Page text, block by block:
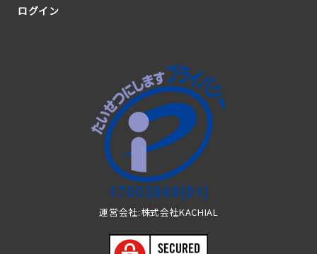
ログイン
運営会社:株式会社KACHIAL